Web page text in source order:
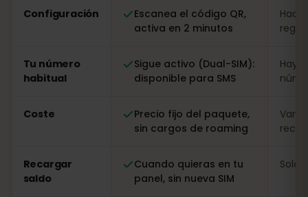
Configuración
Escanea el código QR,
activa en 2 minutos
Tu número
habitual
Sigue activo (Dual-SIM):
disponible para SMS
Hay
Coste
Precio fijo del paquete,
sin cargos de roaming
Recargar
saldo
Cuando quieras en tu
panel, sin nueva SIM
Solo